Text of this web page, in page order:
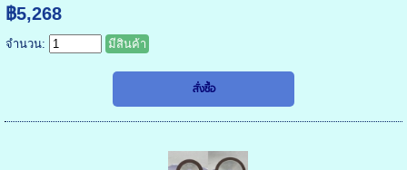
฿5,268
จำนวน: มีสินค้า